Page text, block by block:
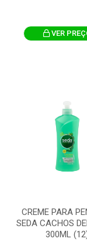
VER
CREME PARA
SEDA CACHOS
300ML